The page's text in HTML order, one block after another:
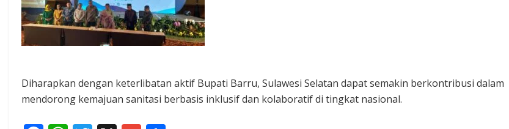
Diharapkan dengan keterlibatan aktif Bupati Barru, Sulawesi Selatan dapat semakin berkontribusi dalam
mendorong kemajuan sanitasi berbasis inklusif dan kolaboratif di tingkat nasional.